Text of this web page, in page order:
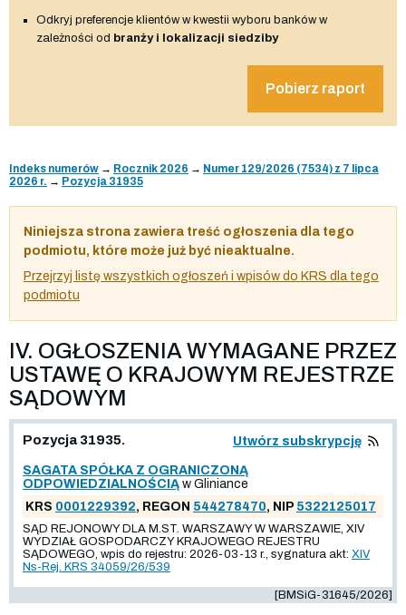
Odkryj preferencje klientów w kwestii wyboru banków w
zależności od branży i lokalizacji siedziby
Pobierz raport
Indeks numerów → Rocznik 2026 → Numer 129/2026 (7534) z 7 lipca
2026 r. → Pozycja 31935
Niniejsza strona zawiera treść ogłoszenia dla tego
podmiotu, które może już być nieaktualne.
Przejrzyj listę wszystkich ogłoszeń i wpisów do KRS dla tego
podmiotu
IV. OGŁOSZENIA WYMAGANE PRZEZ
USTAWĘ O KRAJOWYM REJESTRZE
SĄDOWYM
Pozycja 31935. Utwórz subskrypcję
SAGATA SPÓŁKA Z OGRANICZONĄ
ODPOWIEDZIALNOŚCIĄ w Gliniance
KRS 0001229392, REGON 544278470, NIP 5322125017
SĄD REJONOWY DLA M.ST. WARSZAWY W WARSZAWIE, XIV
WYDZIAŁ GOSPODARCZY KRAJOWEGO REJESTRU
SĄDOWEGO, wpis do rejestru: 2026-03-13 r., sygnatura akt: XIV
Ns-Rej. KRS 34059/26/539
[BMSiG-31645/2026]